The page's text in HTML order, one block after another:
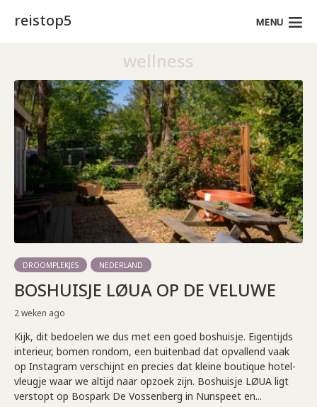
reistop5 MENU
wellness
DROOMPLEKJES NEDERLAND
BOSHUISJE LØUA OP DE VELUWE
2 weken ago
Kijk, dit bedoelen we dus met een goed boshuisje. Eigentijds
interieur, bomen rondom, een buitenbad dat opvallend vaak
op Instagram verschijnt en precies dat kleine boutique hotel-
vleugje waar we altijd naar opzoek zijn. Boshuisje LØUA ligt
verstopt op Bospark De Vossenberg in Nunspeet en...